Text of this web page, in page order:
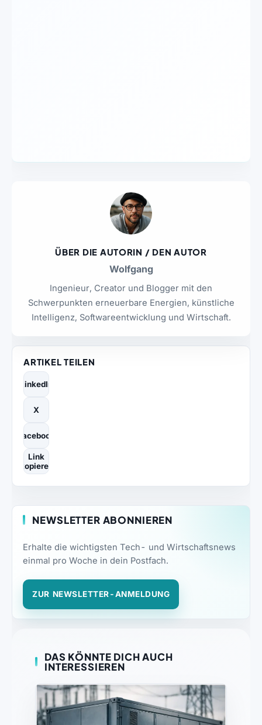
ÜBER DIE AUTORIN / DEN AUTOR
Wolfgang
Ingenieur, Creator und Blogger mit den
Schwerpunkten erneuerbare Energien, künstliche
Intelligenz, Softwareentwicklung und Wirtschaft.
ARTIKEL TEILEN
LinkedIn
X
Facebook
Link
kopieren
NEWSLETTER ABONNIEREN
Erhalte die wichtigsten Tech- und Wirtschaftsnews
einmal pro Woche in dein Postfach.
ZUR NEWSLETTER-ANMELDUNG
DAS KÖNNTE DICH AUCH
INTERESSIEREN